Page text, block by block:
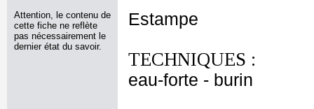
Attention, le contenu de
cette fiche ne reflète
pas nécessairement le
dernier état du savoir.
Estampe
TECHNIQUES :
eau-forte - burin